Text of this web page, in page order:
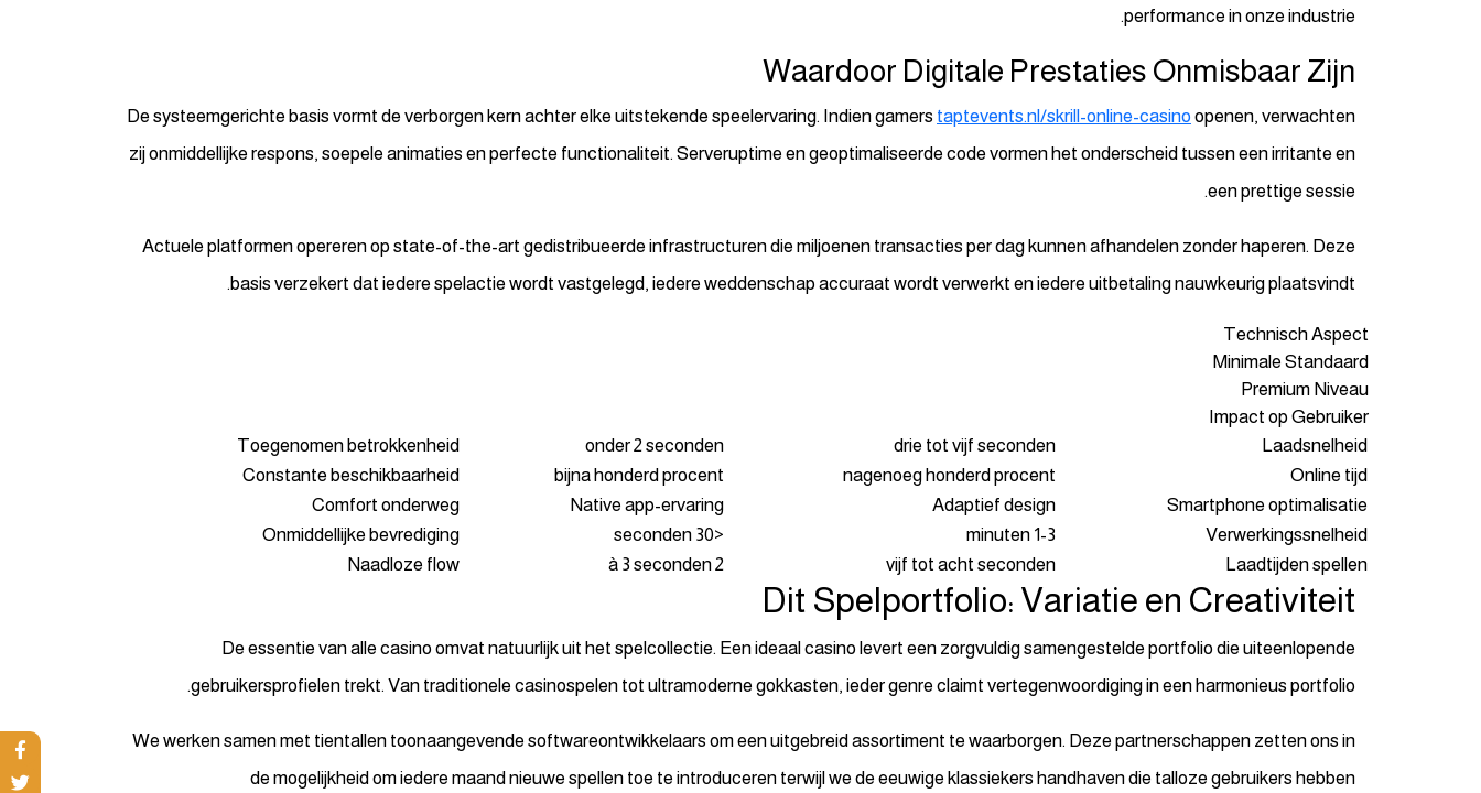
performance in onze industrie.
Waardoor Digitale Prestaties Onmisbaar Zijn
De systeemgerichte basis vormt de verborgen kern achter elke uitstekende speelervaring. Indien gamers taptevents.nl/skrill-online-casinoopenen, verwachten
zij onmiddellijke respons, soepele animaties en perfecte functionaliteit. Serveruptime en geoptimaliseerde code vormen het onderscheid tussen een irritante en
een prettige sessie.
Actuele platformen opereren op state-of-the-art gedistribueerde infrastructuren die miljoenen transacties per dag kunnen afhandelen zonder haperen. Deze
basis verzekert dat iedere spelactie wordt vastgelegd, iedere weddenschap accuraat wordt verwerkt en iedere uitbetaling nauwkeurig plaatsvindt.
Technisch Aspect
Minimale Standaard
Premium Niveau
Impact op Gebruiker
Laadsnelheid
drie tot vijf seconden
onder 2 seconden
Toegenomen betrokkenheid
Online tijd
nagenoeg honderd procent
bijna honderd procent
Constante beschikbaarheid
Smartphone optimalisatie
Adaptief design
Native app-ervaring
Comfort onderweg
Verwerkingssnelheid
1-3 minuten
<30 seconden
Onmiddellijke bevrediging
Laadtijden spellen
vijf tot acht seconden
2 à 3 seconden
Naadloze flow
Dit Spelportfolio: Variatie en Creativiteit
De essentie van alle casino omvat natuurlijk uit het spelcollectie. Een ideaal casino levert een zorgvuldig samengestelde portfolio die uiteenlopende
gebruikersprofielen trekt. Van traditionele casinospelen tot ultramoderne gokkasten, ieder genre claimt vertegenwoordiging in een harmonieus portfolio.
We werken samen met tientallen toonaangevende softwareontwikkelaars om een uitgebreid assortiment te waarborgen. Deze partnerschappen zetten ons in
de mogelijkheid om iedere maand nieuwe spellen toe te introduceren terwijl we de eeuwige klassiekers handhaven die talloze gebruikers hebben